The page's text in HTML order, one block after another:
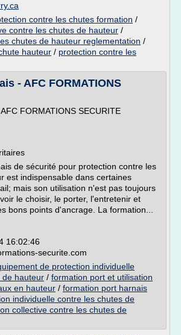
contre les chutes formation /
contre les chutes de hauteur /
chutes de hauteur reglementation /
hauteur / protection contre les
- AFC FORMATIONS
FORMATIONS SECURITE
de sécurité pour protection contre les
est indispensable dans certaines
mais son utilisation n'est pas toujours
le choisir, le porter, l'entretenir et
bons points d'ancrage. La formation...
16:02:46
securite.com
de protection individuelle
de hauteur / formation port et utilisation
en hauteur / formation port harnais
individuelle contre les chutes de
collective contre les chutes de